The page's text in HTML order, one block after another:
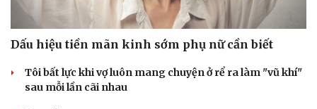
Dấu hiệu tiền mãn kinh sớm phụ nữ cần biết
Tôi bất lực khi vợ luôn mang chuyện ở rể ra làm "vũ khí"
sau mỗi lần cãi nhau